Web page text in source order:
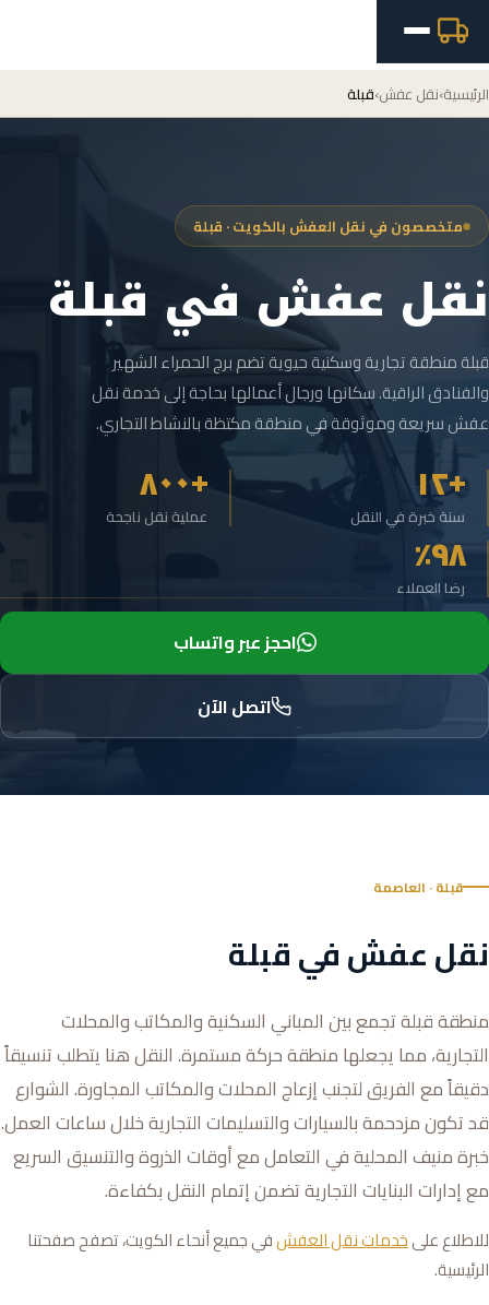
الرئيسية›نقل عفش›قبلة
متخصصون في نقل العفش بالكويت · قبلة
نقل عفش في قبلة
قبلة منطقة تجارية وسكنية حيوية تضم برج الحمراء الشهير
والفنادق الراقية. سكانها ورجال أعمالها بحاجة إلى خدمة نقل
عفش سريعة وموثوقة في منطقة مكتظة بالنشاط التجاري.
+١٢
سنة خبرة في النقل
+٨٠٠
عملية نقل ناجحة
٩٨٪
رضا العملاء
احجز عبر واتساب
اتصل الآن
قبلة · العاصمة
نقل عفش في قبلة
منطقة قبلة تجمع بين المباني السكنية والمكاتب والمحلات
التجارية، مما يجعلها منطقة حركة مستمرة. النقل هنا يتطلب تنسيقاً
دقيقاً مع الفريق لتجنب إزعاج المحلات والمكاتب المجاورة. الشوارع
قد تكون مزدحمة بالسيارات والتسليمات التجارية خلال ساعات العمل.
خبرة منيف المحلية في التعامل مع أوقات الذروة والتنسيق السريع
مع إدارات البنايات التجارية تضمن إتمام النقل بكفاءة.
للاطلاع علىخدمات نقل العفشفي جميع أنحاء الكويت، تصفح صفحتنا
الرئيسية.